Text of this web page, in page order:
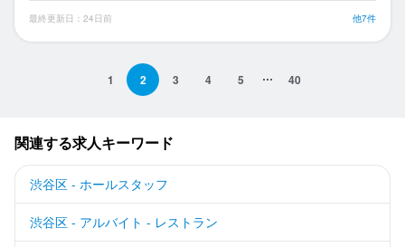
最終更新日：24日前 他7件
1 2 3 4 5 40
関連する求人キーワード
渋谷区 - ホールスタッフ
渋谷区 - アルバイト - レストラン